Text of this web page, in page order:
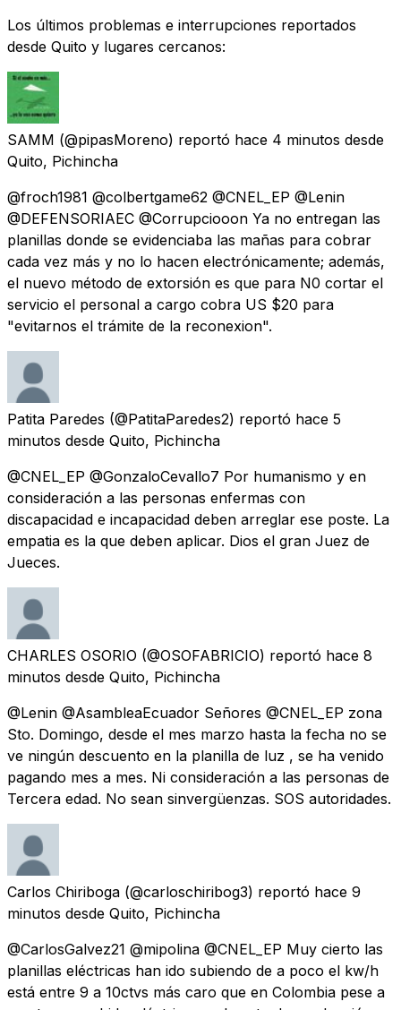
Los últimos problemas e interrupciones reportados
desde Quito y lugares cercanos:
SAMM (@pipasMoreno) reportó hace 4 minutos desde
Quito, Pichincha
@froch1981 @colbertgame62 @CNEL_EP @Lenin
@DEFENSORIAEC @Corrupciooon Ya no entregan las
planillas donde se evidenciaba las mañas para cobrar
cada vez más y no lo hacen electrónicamente; además,
el nuevo método de extorsión es que para N0 cortar el
servicio el personal a cargo cobra US $20 para
"evitarnos el trámite de la reconexion".
Patita Paredes (@PatitaParedes2) reportó hace 5
minutos desde Quito, Pichincha
@CNEL_EP @GonzaloCevallo7 Por humanismo y en
consideración a las personas enfermas con
discapacidad e incapacidad deben arreglar ese poste. La
empatia es la que deben aplicar. Dios el gran Juez de
Jueces.
CHARLES OSORIO (@OSOFABRICIO) reportó hace 8
minutos desde Quito, Pichincha
@Lenin @AsambleaEcuador Señores @CNEL_EP zona
Sto. Domingo, desde el mes marzo hasta la fecha no se
ve ningún descuento en la planilla de luz , se ha venido
pagando mes a mes. Ni consideración a las personas de
Tercera edad. No sean sinvergüenzas. SOS autoridades.
Carlos Chiriboga (@carloschiribog3) reportó hace 9
minutos desde Quito, Pichincha
@CarlosGalvez21 @mipolina @CNEL_EP Muy cierto las
planillas eléctricas han ido subiendo de a poco el kw/h
está entre 9 a 10ctvs más caro que en Colombia pese a